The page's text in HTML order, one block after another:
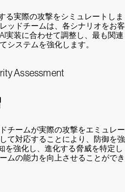
る実際の攻撃をシミュレートしま
ッドチームは、各シナリオをお客
実装に合わせて調整し、最も関連
システムを強化します。
チームが実際の攻撃をエミュレー
て対応することにより、防御を強
を強化し、進化する脅威を特定し
ムの能力を向上させることができ